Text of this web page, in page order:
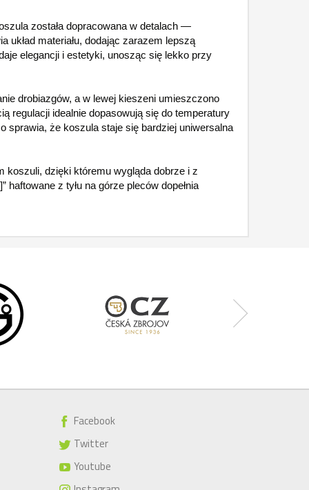
została dopracowana w detalach —
materiału, dodając zarazem lepszą
elegancji i estetyki, unosząc się lekko przy
drobiazgów, a w lewej kieszeni umieszczono
regulacji idealnie dopasowują się do temperatury
że koszula staje się bardziej uniwersalna
dzięki któremu wygląda dobrze i z
z tyłu na górze pleców dopełnia
Facebook
Twitter
Youtube